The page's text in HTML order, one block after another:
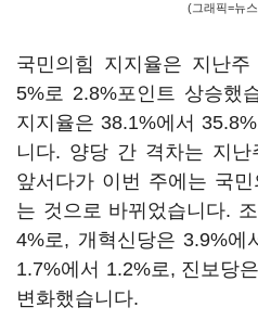
(그래픽=뉴
국민의힘 지지율은 지난
5%로 2.8%포인트 상승했
지지율은 38.1%에서
니다. 양당 간 격차는 지난
앞서다가 이번 주에는 국
는 것으로 바뀌었습니다.
4%로, 개혁신당은 3.9%에
1.7%에서 1.2%로, 진보당
변화했습니다.